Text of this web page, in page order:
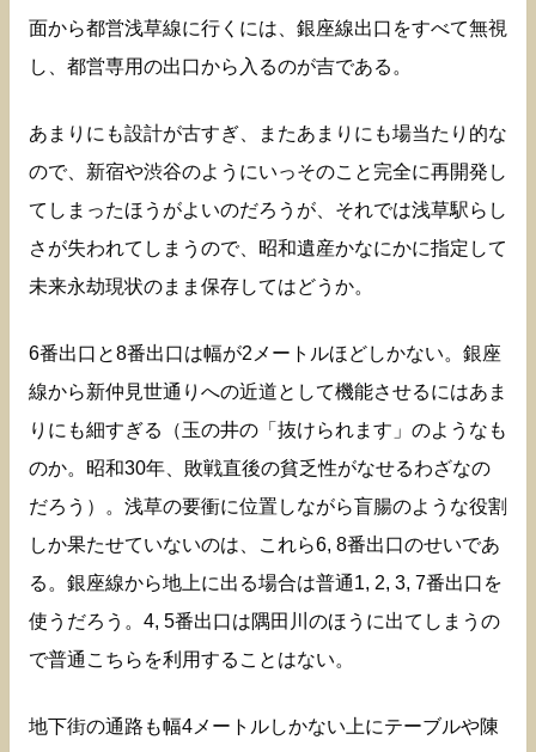
面から都営浅草線に行くには、銀座線出口をすべて無視
し、都営専用の出口から入るのが吉である。
あまりにも設計が古すぎ、またあまりにも場当たり的な
ので、新宿や渋谷のようにいっそのこと完全に再開発し
てしまったほうがよいのだろうが、それでは浅草駅らし
さが失われてしまうので、昭和遺産かなにかに指定して
未来永劫現状のまま保存してはどうか。
6番出口と8番出口は幅が2メートルほどしかない。銀座
線から新仲見世通りへの近道として機能させるにはあま
りにも細すぎる（玉の井の「抜けられます」のようなも
のか。昭和30年、敗戦直後の貧乏性がなせるわざなの
だろう）。浅草の要衝に位置しながら盲腸のような役割
しか果たせていないのは、これら6, 8番出口のせいであ
る。銀座線から地上に出る場合は普通1, 2, 3, 7番出口を
使うだろう。4, 5番出口は隅田川のほうに出てしまうの
で普通こちらを利用することはない。
地下街の通路も幅4メートルしかない上にテーブルや陳